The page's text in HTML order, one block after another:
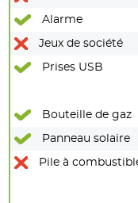
Alarme
Jeux de société
Prises USB
Bouteille de gaz
Panneau solaire
Pile à